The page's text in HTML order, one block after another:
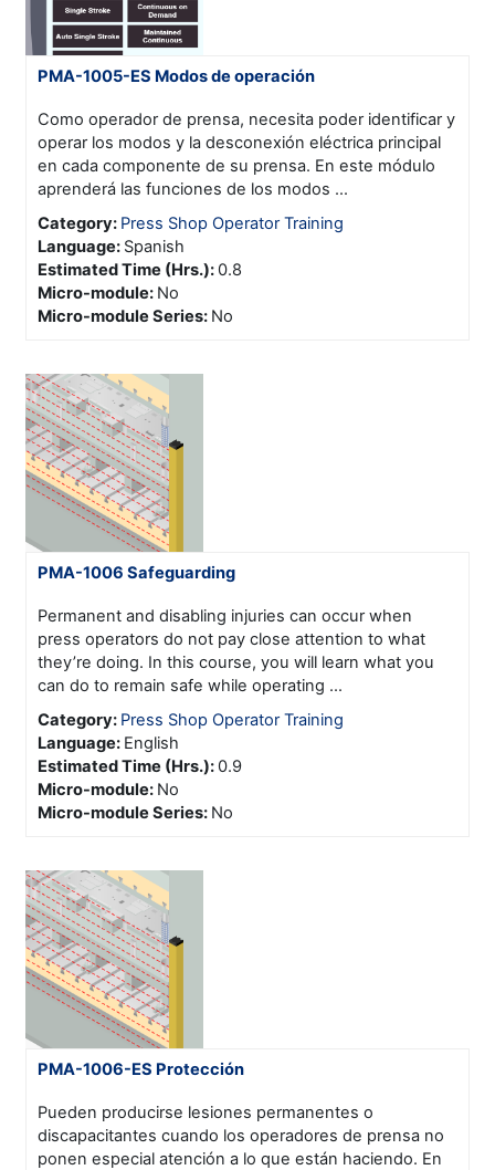
PMA-1005-ES Modos de operación
Como operador de prensa, necesita poder identificar y
operar los modos y la desconexión eléctrica principal
en cada componente de su prensa. En este módulo
aprenderá las funciones de los modos ...
Category: Press Shop Operator Training
Language: Spanish
Estimated Time (Hrs.):0.8
Micro-module: No
Micro-module Series: No
PMA-1006 Safeguarding
Permanent and disabling injuries can occur when
press operators do not pay close attention to what
they’re doing. In this course, you will learn what you
can do to remain safe while operating ...
Category: Press Shop Operator Training
Language: English
Estimated Time (Hrs.):0.9
Micro-module: No
Micro-module Series: No
PMA-1006-ES Protección
Pueden producirse lesiones permanentes o
discapacitantes cuando los operadores de prensa no
ponen especial atención a lo que están haciendo. En